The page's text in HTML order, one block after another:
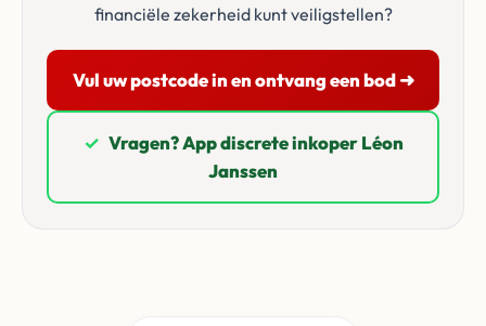
financiële zekerheid kunt veiligstellen?
Vul uw postcode in en ontvang een bod ➜
✓ Vragen? App discrete inkoper Léon
Janssen